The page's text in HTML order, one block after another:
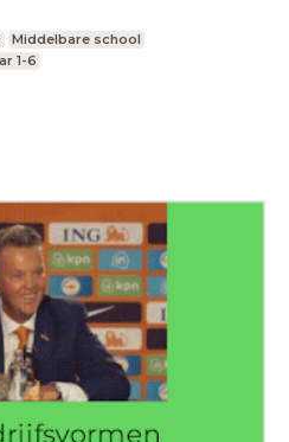
Middelbare school
1-6